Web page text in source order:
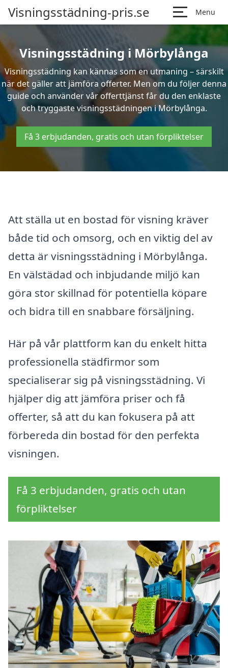
Visningsstädning-pris.se Menu
Visningsstädning i Mörbylånga
Visningsstädning kan kännas som en utmaning – särskilt
när det gäller att jämföra offerter. Men om du följer denna
guide och använder vår offerttjänst får du den enklaste
och tryggaste visningsstädningen i Mörbylånga.
Få 3 erbjudanden, gratis och utan förpliktelser
Att ställa ut en bostad för visning kräver
både tid och omsorg, och en viktig del av
detta är visningsstädning i Mörbylånga.
En välstädad och inbjudande miljö kan
göra stor skillnad för potentiella köpare
och bidra till en snabbare försäljning.
Här på vår plattform kan du enkelt hitta
professionella städfirmor som
specialiserar sig på visningsstädning. Vi
hjälper dig att jämföra priser och få
offerter, så att du kan fokusera på att
förbereda din bostad för den perfekta
visningen.
Få 3 erbjudanden, gratis och utan
förpliktelser